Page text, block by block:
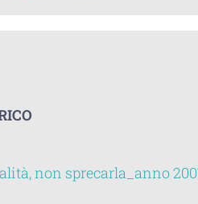
non sprecarla_anno